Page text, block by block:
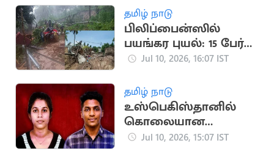
தமிழ் நாடு
பிலிப்பைன்ஸில்
பயங்கர புயல்: 15 பேர்
பலி, நிலச்சரிவு
Jul 10, 2026, 16:07 IST
தமிழ் நாடு
உஸ்பெகிஸ்தானில்
கொலையான
மருத்துவ மாணவி
Jul 10, 2026, 15:07 IST